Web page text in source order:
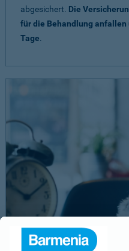
abgesichert. Die
für die Behandlung anfallen
Tage.